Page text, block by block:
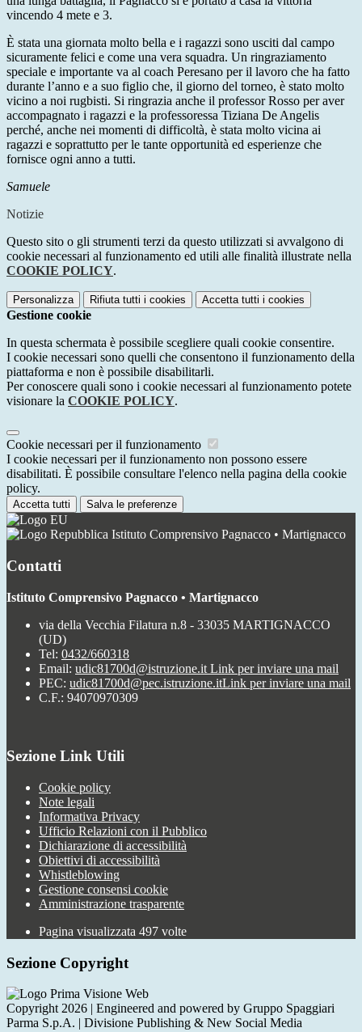
vincendo 4 mete e 3.
È stata una giornata molto bella e i ragazzi sono usciti dal campo
sicuramente felici e come una vera squadra. Un ringraziamento
speciale e importante va al coach Peresano per il lavoro che ha fatto
durante l’anno e a suo figlio che, il giorno del torneo, è stato molto
vicino a noi rugbisti. Si ringrazia anche il professor Rosso per aver
accompagnato i ragazzi e la professoressa Tiziana De Angelis
perché, anche nei momenti di difficoltà, è stata molto vicina ai
ragazzi e soprattutto per le tante opportunità ed esperienze che
fornisce ogni anno a tutti.
Samuele
Notizie
Questo sito o gli strumenti terzi da questo utilizzati si avvalgono di
cookie necessari al funzionamento ed utili alle finalità illustrate nella
COOKIE POLICY.
Personalizza Rifiuta tutti i cookies Accetta tutti i cookies
Gestione cookie
In questa schermata è possibile scegliere quali cookie consentire.
I cookie necessari sono quelli che consentono il funzionamento della
piattaforma e non è possibile disabilitarli.
Per conoscere quali sono i cookie necessari al funzionamento potete
visionare la COOKIE POLICY.
Cookie necessari per il funzionamento
I cookie necessari per il funzionamento non possono essere
disabilitati. È possibile consultare l'elenco nella pagina della cookie
policy.
Accetta tutti Salva le preferenze
Istituto Comprensivo Pagnacco • Martignacco
Contatti
Istituto Comprensivo Pagnacco • Martignacco
via della Vecchia Filatura n.8 - 33035 MARTIGNACCO
(UD)
Tel: 0432/660318
Email: udic81700d@istruzione.it Link per inviare una mail
PEC: udic81700d@pec.istruzione.itLink per inviare una mail
C.F.: 94070970309
Sezione Link Utili
Cookie policy
Note legali
Informativa Privacy
Ufficio Relazioni con il Pubblico
Dichiarazione di accessibilità
Obiettivi di accessibilità
Whistleblowing
Gestione consensi cookie
Amministrazione trasparente
Pagina visualizzata 497 volte
Sezione Copyright
Copyright 2026 | Engineered and powered by Gruppo Spaggiari
Parma S.p.A. | Divisione Publishing & New Social Media